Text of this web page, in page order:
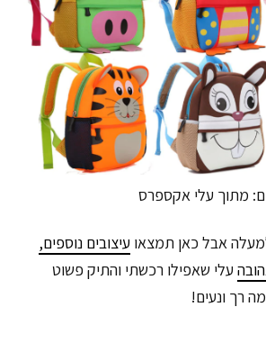
מתוך עלי אקספרס
אבל כאן תמצאו עיצובים נוספים,
עלי שאפילו רכשתי והתיק פשוט
רך ונעים!